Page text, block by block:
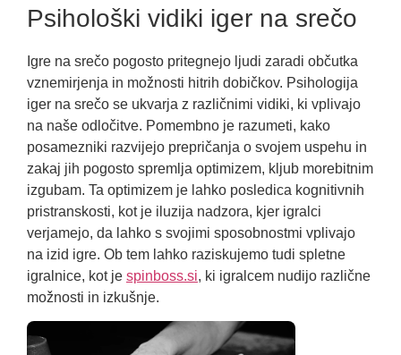
Psihološki vidiki iger na srečo
Igre na srečo pogosto pritegnejo ljudi zaradi občutka
vznemirjenja in možnosti hitrih dobičkov. Psihologija
iger na srečo se ukvarja z različnimi vidiki, ki vplivajo
na naše odločitve. Pomembno je razumeti, kako
posamezniki razvijejo prepričanja o svojem uspehu in
zakaj jih pogosto spremlja optimizem, kljub morebitnim
izgubam. Ta optimizem je lahko posledica kognitivnih
pristranskosti, kot je iluzija nadzora, kjer igralci
verjamejo, da lahko s svojimi sposobnostmi vplivajo
na izid igre. Ob tem lahko raziskujemo tudi spletne
igralnice, kot je spinboss.si, ki igralcem nudijo različne
možnosti in izkušnje.